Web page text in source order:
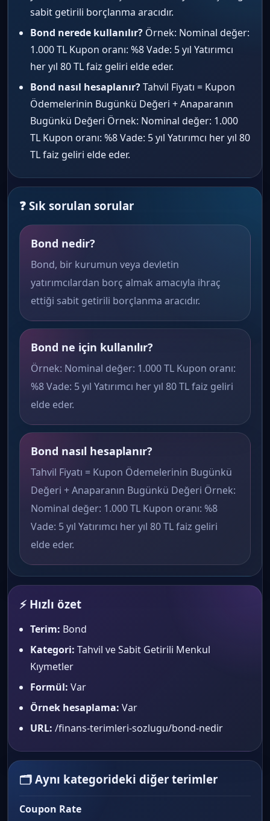
sabit getirili borçlanma aracıdır.
Bond nerede kullanılır? Örnek: Nominal değer:
1.000 TL Kupon oranı: %8 Vade: 5 yıl Yatırımcı
her yıl 80 TL faiz geliri elde eder.
Bond nasıl hesaplanır?Tahvil Fiyatı = Kupon
Ödemelerinin Bugünkü Değeri + Anaparanın
Bugünkü Değeri Örnek: Nominal değer: 1.000
TL Kupon oranı: %8 Vade: 5 yıl Yatırımcı her yıl 80
TL faiz geliri elde eder.
❓ Sık sorulan sorular
Bond nedir?
Bond, bir kurumun veya devletin
yatırımcılardan borç almak amacıyla ihraç
ettiği sabit getirili borçlanma aracıdır.
Bond ne için kullanılır?
Örnek: Nominal değer: 1.000 TL Kupon oranı:
%8 Vade: 5 yıl Yatırımcı her yıl 80 TL faiz geliri
elde eder.
Bond nasıl hesaplanır?
Tahvil Fiyatı = Kupon Ödemelerinin Bugünkü
Değeri + Anaparanın Bugünkü Değeri Örnek:
Nominal değer: 1.000 TL Kupon oranı: %8
Vade: 5 yıl Yatırımcı her yıl 80 TL faiz geliri
elde eder.
⚡ Hızlı özet
Terim: Bond
Kategori: Tahvil ve Sabit Getirili Menkul
Kıymetler
Formül: Var
Örnek hesaplama: Var
URL: /finans-terimleri-sozlugu/bond-nedir
🗂 Aynı kategorideki diğer terimler
Coupon Rate